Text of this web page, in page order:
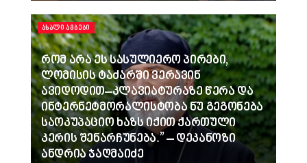
ᲐᲮᲐᲚᲘ ᲐᲛᲑᲔᲑᲘ
რომ არა ეს სასულიერო პირები,
ლომისის ტაძარში ვერავინ
ავიდოდით–კლავიატურაზე წერა და
ინტერნეტმორალისტობა ნუ გეგონება
საოკუპაციო ხაზს იქით ქართული
კერის შენარჩუნება.” – დეკანოზი
ანდრია ჯაღმაიძე